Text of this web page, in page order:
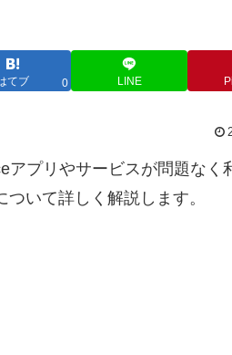
てブ 0 LINE
プリやサービスが問題なく
いて詳しく解説します。